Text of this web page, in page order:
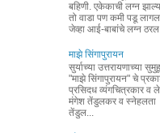
बहिणी. एकेकाची लग्न
तो वाडा पण कमी पडू
जेव्हा आई-बाबांचे लग्न
माझे सिंगापुरायन
सुर्याच्या उत्तरायणाच्या
"माझे सिंगापुरायन" चे
प्रसिदध व्यंगचित्रकार व
मंगेश तेंडुलकर व स्नेहलता
तेंडुल...